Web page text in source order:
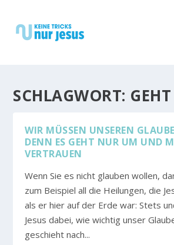
SCHLAGWORT: GEHT
WIR MÜSSEN UNSEREN
DENN ES GEHT NUR UM UND
VERTRAUEN
Wenn Sie es nicht glauben wollen,
zum Beispiel all die Heilungen, die
als er hier auf der Erde war: Stets
Jesus dabei, wie wichtig unser
geschieht nach...